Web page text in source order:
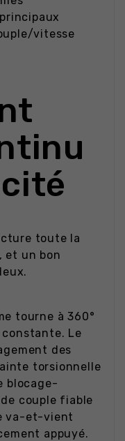
vitesse
toute la
et un bon
tourne à 360°
constante. Le
des
torsionnelle
blocage-
couple fiable
va-et-vient
appuyé.